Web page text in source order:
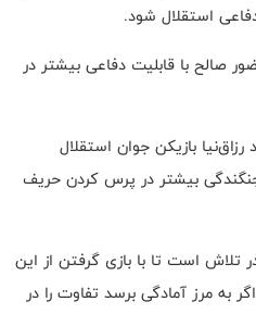
استقلال شود.
صالح با قابلیت دفاعی بیشتر در
بازیکن جوان استقلال
بیشتر در پرس کردن حریف
تلاش است تا با بازی گرفتن از این
به مرز آمادگی برسد تفاوت را در